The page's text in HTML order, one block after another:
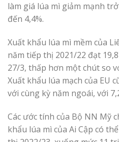
làm giá lúa mì giảm mạnh
đến 4,4%.
Xuất khẩu lúa mì mềm của
năm tiếp thị 2021/22 đạt
27/3, thấp hơn một chút so
Xuất khẩu lúa mạch của EU
với cùng kỳ năm ngoái, với
Các ước tính của Bộ NN Mỹ
khẩu lúa mì của Ai Cập có